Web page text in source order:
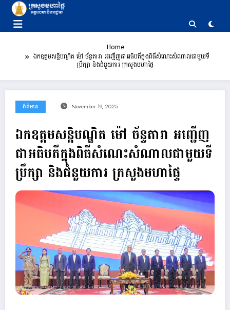
content
Home
ឯកឧត្តមសន្តិបណ្ឌិត ម៉ៅ ច័ន្ទតារា អញ្ជើញជាអធិបតីក្នុងពិធីសំណេះសំណាលជាមួយទី
ប្រឹក្សា និងជំនួយការ ក្រសួងមហាផ្ទៃ
ព័ត៌មាន November 19, 2025
ឯកឧត្តមសន្តិបណ្ឌិត ម៉ៅ ច័ន្ទតារា អញ្ជើញ
ជាអធិបតីក្នុងពិធីសំណេះសំណាលជាមួយទី
ប្រឹក្សា និងជំនួយការ ក្រសួងមហាផ្ទៃ